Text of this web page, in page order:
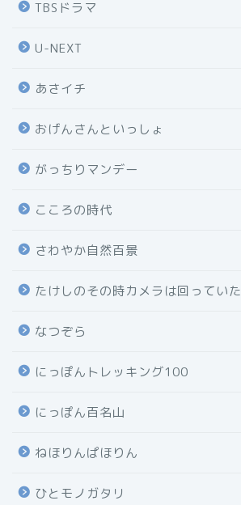
TBSドラマ
U-NEXT
あさイチ
おげんさんといっしょ
がっちりマンデー
こころの時代
さわやか自然百景
たけしのその時カメラは回っていた
なつぞら
にっぽんトレッキング100
にっぽん百名山
ねほりんぱほりん
ひとモノガタリ